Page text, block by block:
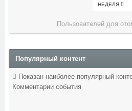
НЕДЕЛЯ
Пользователей для
Популярный контент
Показан наиболее популярный
Комментарии события